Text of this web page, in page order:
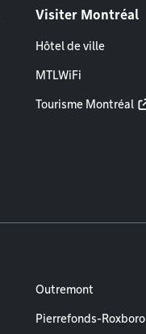
Visiter Montréal
Hôtel de ville
MTLWiFi
Tourisme Montréal
Outremont
Pierrefonds-Roxboro